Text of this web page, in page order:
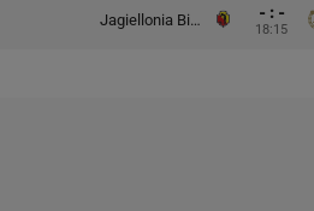
Jagiellonia Białystok - : -
18:15